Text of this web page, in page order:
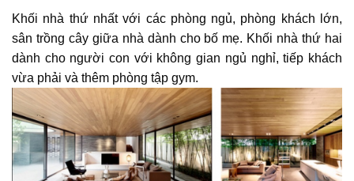
Khối nhà thứ nhất với các phòng ngủ, phòng khách lớn,
sân trồng cây giữa nhà dành cho bố mẹ. Khối nhà thứ hai
dành cho người con với không gian ngủ nghỉ, tiếp khách
vừa phải và thêm phòng tập gym.